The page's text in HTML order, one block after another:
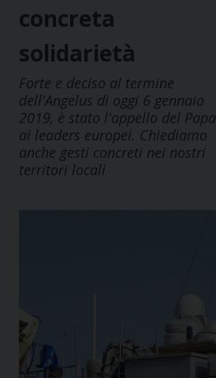
concreta
solidarietà
Forte e deciso al termine
dell'Angelus di oggi 6 gennaio
2019, è stato l'appello del Papa
ai leaders europei. Chiediamo
anche gesti concreti nei nostri
territori locali